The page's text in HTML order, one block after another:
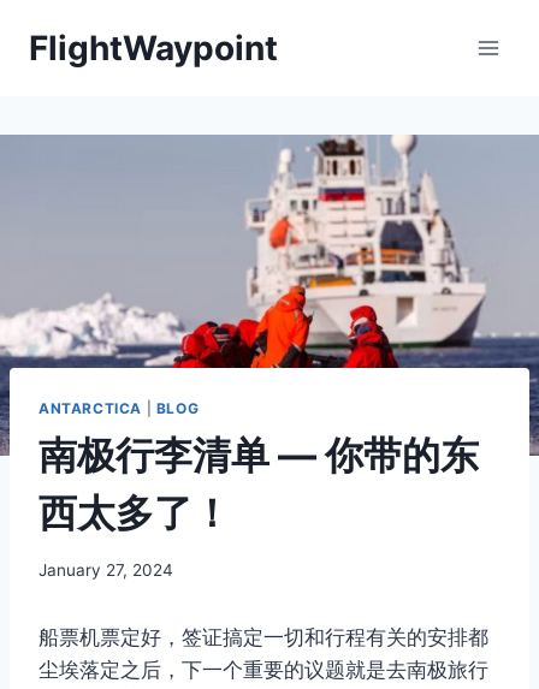
FlightWaypoint
ANTARCTICA BLOG
南极行李清单 — 你带的东
西太多了！
By
January 27, 2024
船票机票定好，签证搞定一切和行程有关的安排都
尘埃落定之后，下一个重要的议题就是去南极旅行